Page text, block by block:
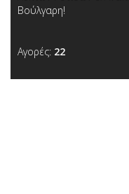
Βούλγαρη!
Αγορές: 22